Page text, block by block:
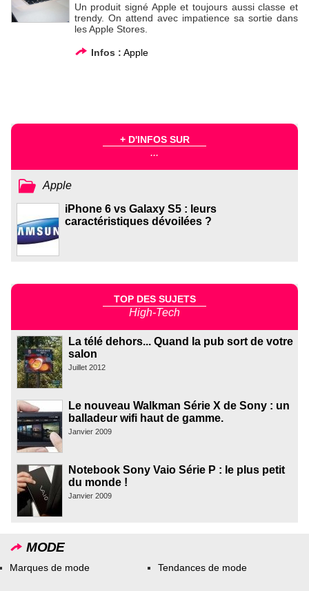
Un produit signé Apple et toujours aussi classe et
trendy. On attend avec impatience sa sortie dans
les Apple Stores.
Infos : Apple
+ D'INFOS SUR
...
Apple
iPhone 6 vs Galaxy S5 : leurs
caractéristiques dévoilées ?
TOP DES SUJETS
High-Tech
La télé dehors... Quand la pub sort de votre
salon
Juillet 2012
Le nouveau Walkman Série X de Sony : un
balladeur wifi haut de gamme.
Janvier 2009
Notebook Sony Vaio Série P : le plus petit
du monde !
Janvier 2009
MODE
Marques de mode Tendances de mode